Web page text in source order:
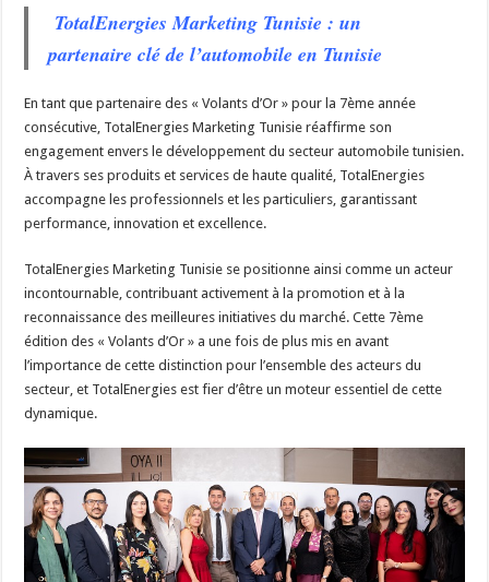
TotalEnergies Marketing Tunisie : un
partenaire clé de l’automobile en Tunisie
En tant que partenaire des « Volants d’Or » pour la 7ème année
consécutive, TotalEnergies Marketing Tunisie réaffirme son
engagement envers le développement du secteur automobile tunisien.
À travers ses produits et services de haute qualité, TotalEnergies
accompagne les professionnels et les particuliers, garantissant
performance, innovation et excellence.
TotalEnergies Marketing Tunisie se positionne ainsi comme un acteur
incontournable, contribuant activement à la promotion et à la
reconnaissance des meilleures initiatives du marché. Cette 7ème
édition des « Volants d’Or » a une fois de plus mis en avant
l’importance de cette distinction pour l’ensemble des acteurs du
secteur, et TotalEnergies est fier d’être un moteur essentiel de cette
dynamique.